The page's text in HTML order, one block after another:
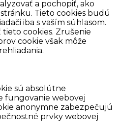
a pochopiť, ako
Tieto cookies budú
iba s vaším súhlasom.
cookies. Zrušenie
cookie však môže
sú absolútne
fungovanie webovej
anonymne zabezpečujú
prvky webovej